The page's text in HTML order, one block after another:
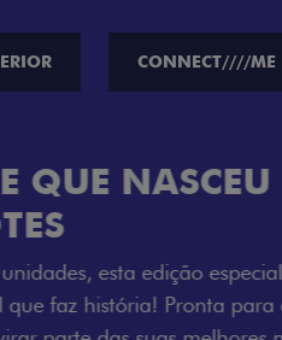
CONNECT////ME
COM
que compõe a identidade
adesivo lateral LollaBR e a
enquanto os detalhes
leve aro 16” em preto